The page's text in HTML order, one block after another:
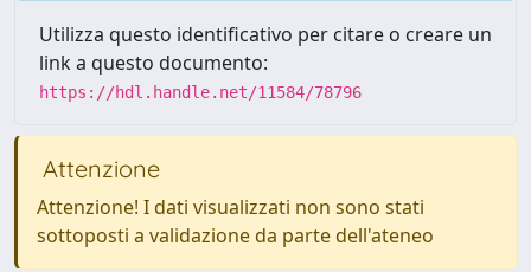
Utilizza questo identificativo per citare o creare un
link a questo documento:
https://hdl.handle.net/11584/78796
Attenzione
Attenzione! I dati visualizzati non sono stati
sottoposti a validazione da parte dell'ateneo